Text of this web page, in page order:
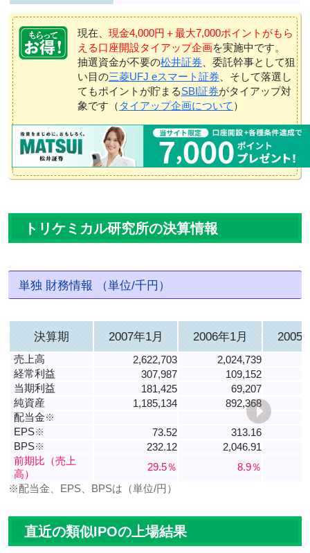
現在、 現金4,000円＋最大7,000ポイントがもら
える口座開設タイアップ企画を実施中です。
抽選資金が不要の松井証券 、委託幹事として狙
い目の三菱UFJ eスマート証券 、そして落選し
てもポイントが貯まるSBI証券がタイアップ対
象です（ タイアップ企画について ）
トリケミカル研究所の決算情報
単独 財務情報 （単位/千円）
決算期 2007年1月 2006年1月 2005
売上高 2,622,703 2,024,739
経常利益
307,987
109,152
当期利益
181,425
69,207
純資産
1,185,134
892,368
配当金※
EPS※ 73.52
313.16
BPS※ 232.12 2,046.91
前期比（売上
高）
29.5％
8.9％
※配当金、EPS、BPSは（単位/円）
直近の類似IPOの上場結果